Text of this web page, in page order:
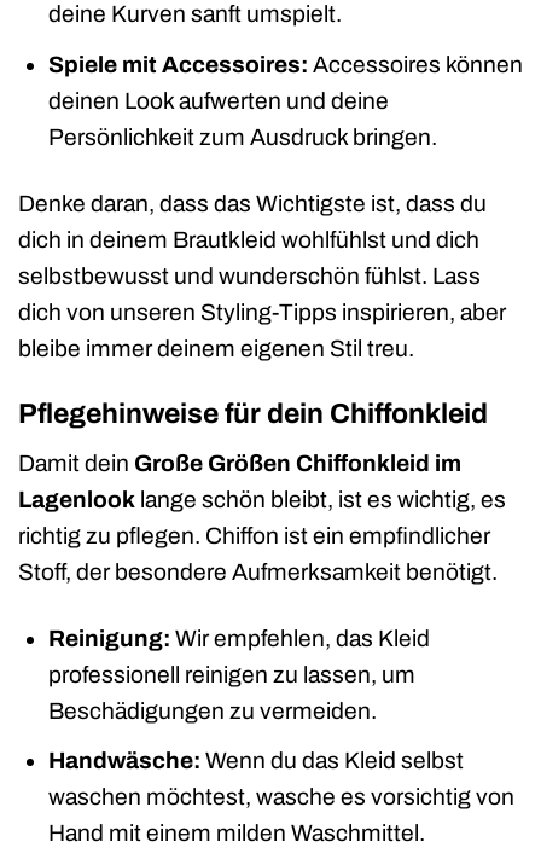
deine Kurven sanft umspielt.
Spiele mit Accessoires: Accessoires können
deinen Look aufwerten und deine
Persönlichkeit zum Ausdruck bringen.
Denke daran, dass das Wichtigste ist, dass du
dich in deinem Brautkleid wohlfühlst und dich
selbstbewusst und wunderschön fühlst. Lass
dich von unseren Styling-Tipps inspirieren, aber
bleibe immer deinem eigenen Stil treu.
Pflegehinweise für dein Chiffonkleid
Damit dein Große Größen Chiffonkleid im
Lagenlook lange schön bleibt, ist es wichtig, es
richtig zu pflegen. Chiffon ist ein empfindlicher
Stoff, der besondere Aufmerksamkeit benötigt.
Reinigung: Wir empfehlen, das Kleid
professionell reinigen zu lassen, um
Beschädigungen zu vermeiden.
Handwäsche: Wenn du das Kleid selbst
waschen möchtest, wasche es vorsichtig von
Hand mit einem milden Waschmittel.